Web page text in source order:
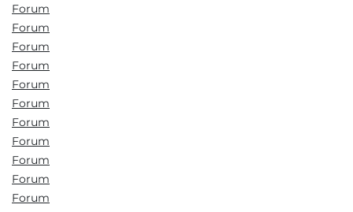
Forum
Forum
Forum
Forum
Forum
Forum
Forum
Forum
Forum
Forum
Forum